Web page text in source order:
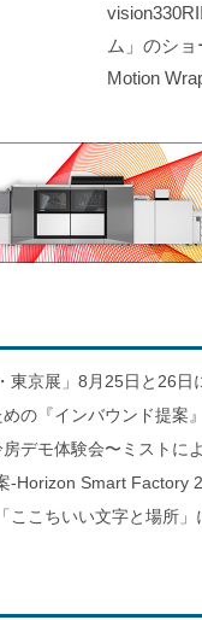
ム」のシ
Motion
東京展」8月25日と26日
の『インバウンド提案
デモ体験会〜ミストに
-Horizon Smart Factory
ここちいい文字と場所」